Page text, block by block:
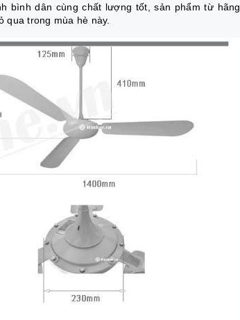
bình dân cùng chất lượng tốt, sản phẩm từ hãng
qua trong mùa hè này.